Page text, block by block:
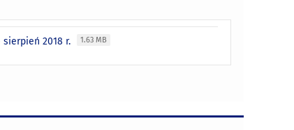
2018 r. 1.63 MB